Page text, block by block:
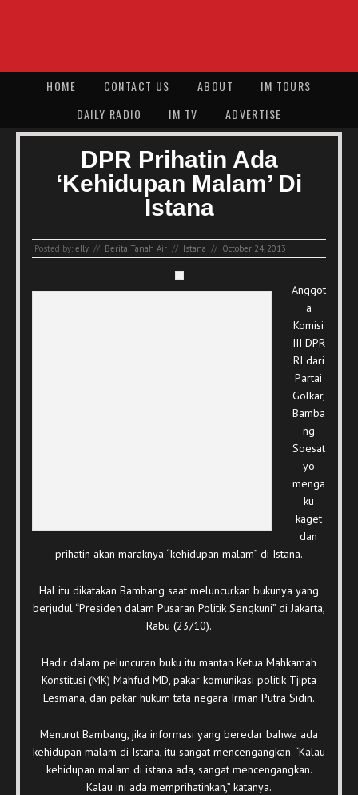
HOME CONTACT US ABOUT
IM TOURS
DAILY RADIO
IM TV ADVERTISE
DPR Prihatin Ada
‘Kehidupan Malam’ Di
Istana
Posted by: elly // Berita Tanah Air // Istana // October 24, 2013
Anggot
a
Komisi
III DPR
RI dari
Partai
Golkar,
Bamba
ng
Soesat
yo
menga
ku
kaget
dan
prihatin akan maraknya “kehidupan malam” di Istana.
Hal itu dikatakan Bambang saat meluncurkan bukunya yang
berjudul “Presiden dalam Pusaran Politik Sengkuni” di Jakarta,
Rabu (23/10).
Hadir dalam peluncuran buku itu mantan Ketua Mahkamah
Konstitusi (MK) Mahfud MD, pakar komunikasi politik Tjipta
Lesmana, dan pakar hukum tata negara Irman Putra Sidin.
Menurut Bambang, jika informasi yang beredar bahwa ada
kehidupan malam di Istana, itu sangat mencengangkan. “Kalau
kehidupan malam di istana ada, sangat mencengangkan.
Kalau ini ada memprihatinkan,” katanya.